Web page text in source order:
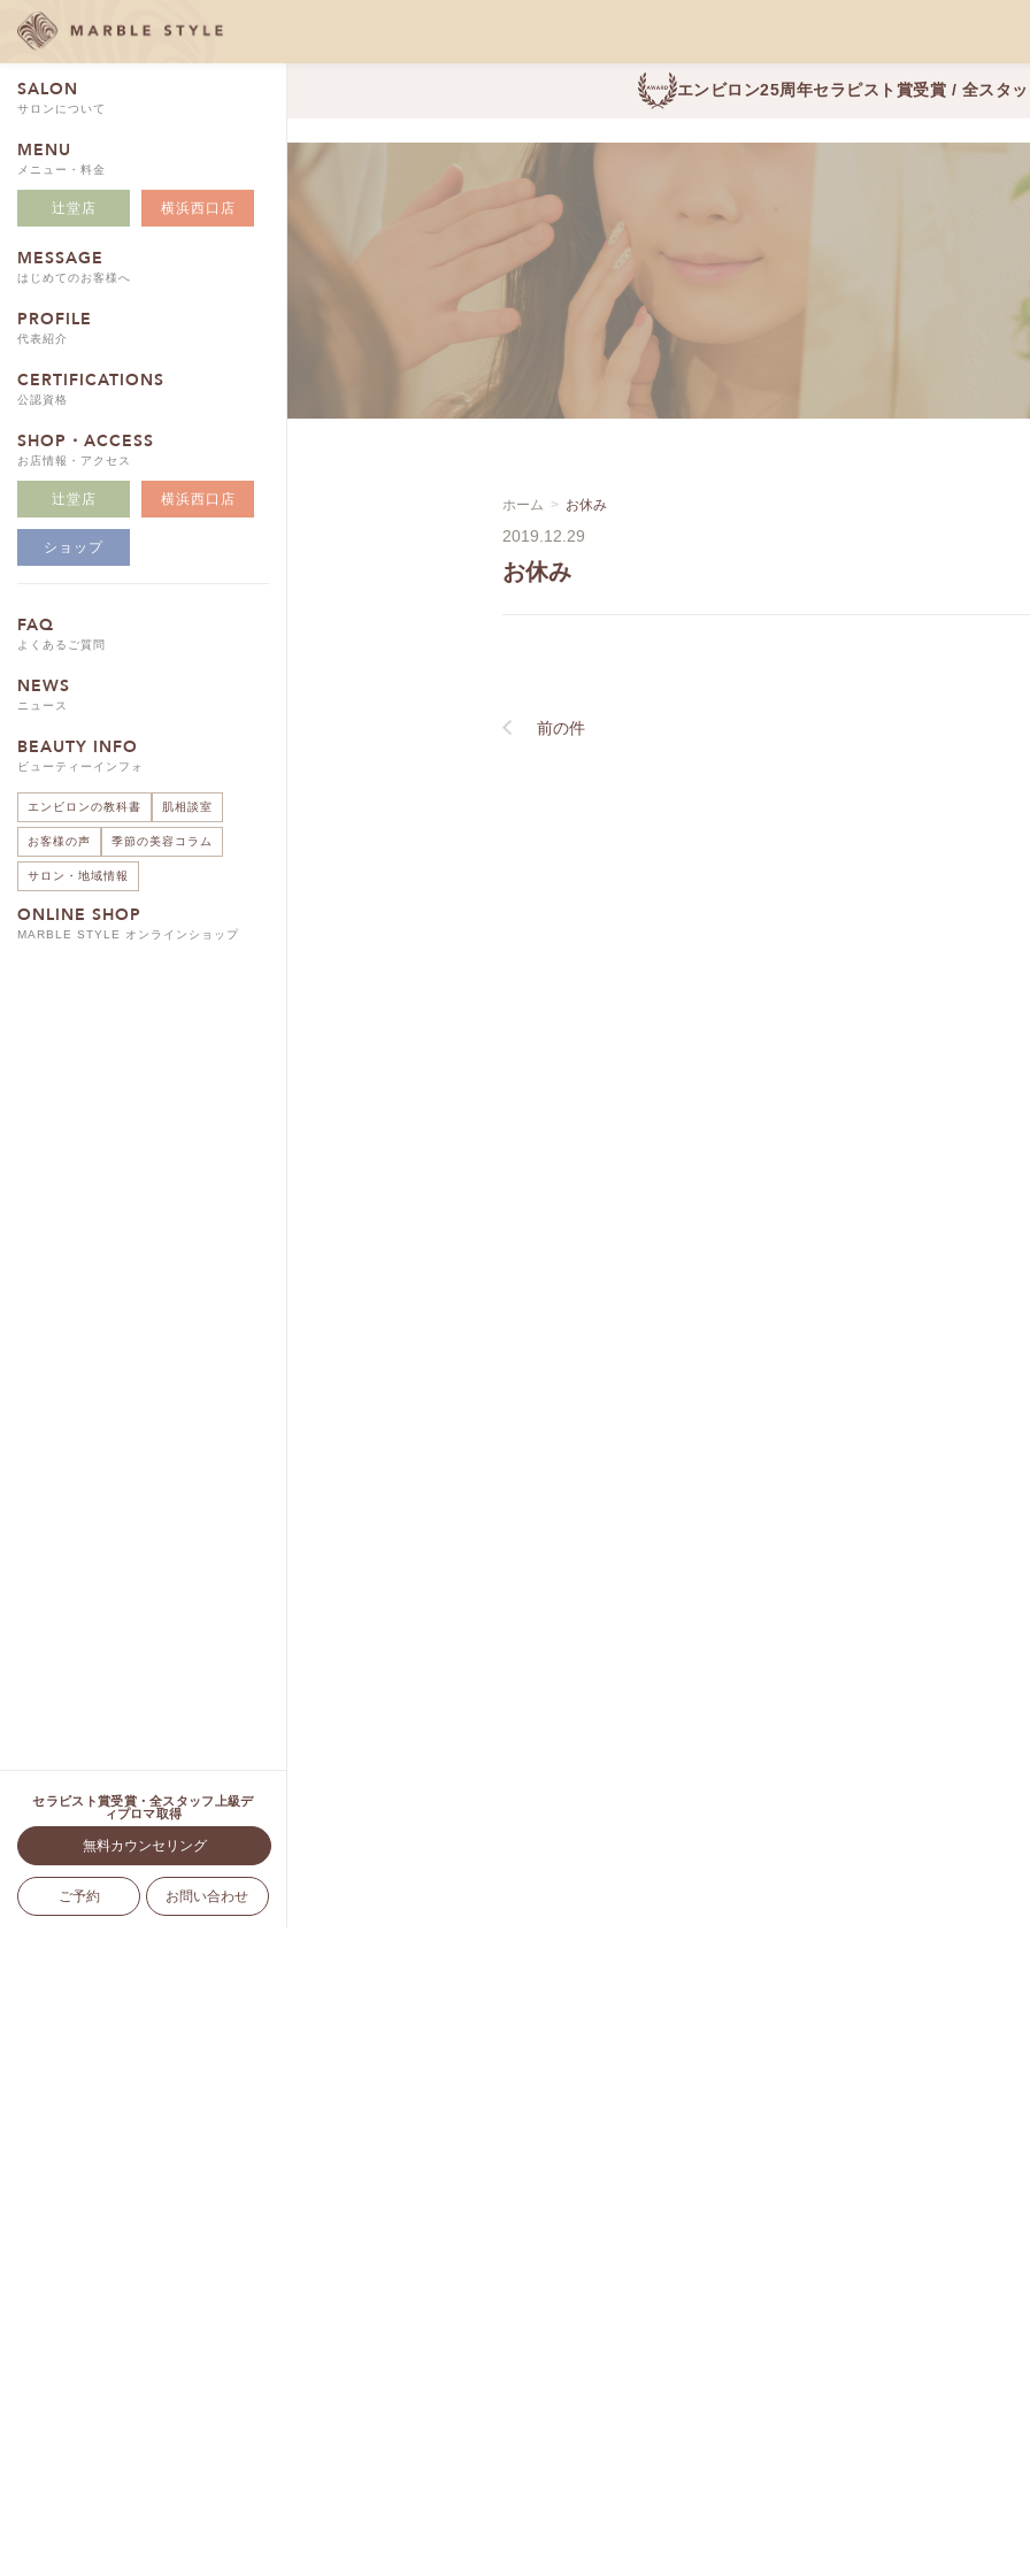
SALON
サロンについて
MENU
メニュー・料金
辻堂店 横浜西口店
MESSAGE
はじめてのお客様へ
PROFILE
代表紹介
CERTIFICATIONS
公認資格
SHOP・ACCESS
お店情報・アクセス
辻堂店 横浜西口店
ショップ
FAQ
よくあるご質問
NEWS
ニュース
BEAUTY INFO
ビューティーインフォ
エンビロンの教科書 肌相談室
お客様の声 季節の美容コラム
サロン・地域情報
ONLINE SHOP
MARBLE STYLE オンラインショップ
セラピスト賞受賞・全スタッフ上級デ
ィプロマ取得
無料カウンセリング
ご予約 お問い合わせ
エンビロン25周年セラピスト賞受賞 / 全スタ
ホーム お休み
2019.12.29
お休み
前の件